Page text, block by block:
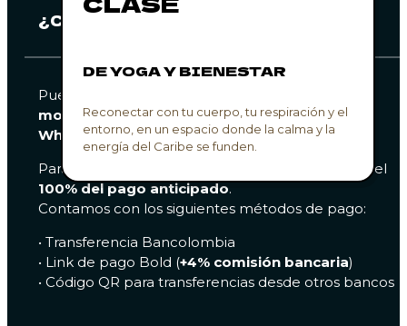
DE YOGA Y BIENESTAR
Reconectar con tu cuerpo, tu respiración y el
entorno, en un espacio donde la calma y la
energía del Caribe se funden.
¿CÓMO PUEDO RESEVAR?
Puedes hacerlo fácilmente a través de nuestro
motor de reservaso por nuestrocanal de
WhatsApp— como prefieras. 💬✨
Para
, es necesario realizar el
100% del pago anticipado.
Contamos con los siguientes métodos de pago:
• Transferencia Bancolombia
• Link de pago Bold (+4% comisión bancaria)
• Código QR para transferencias desde otros bancos